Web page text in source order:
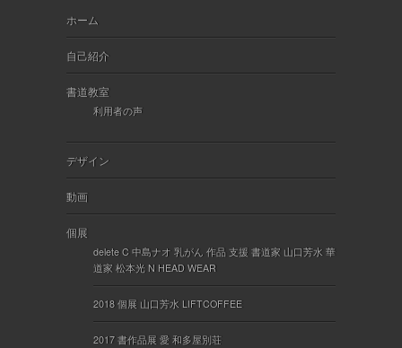
ホーム
自己紹介
書道教室
利用者の声
デザイン
動画
個展
delete C 中島ナオ 乳がん 作品 支援 書道家 山口芳水 華
道家 松本光 N HEAD WEAR
2018 個展 山口芳水 LIFTCOFFEE
2017 書作品展 愛 和多屋別荘